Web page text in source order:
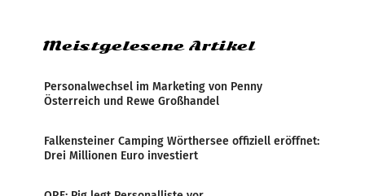
Meistgelesene Artikel
Personalwechsel im Marketing von Penny
Österreich und Rewe Großhandel
Falkensteiner Camping Wörthersee offiziell eröffnet:
Drei Millionen Euro investiert